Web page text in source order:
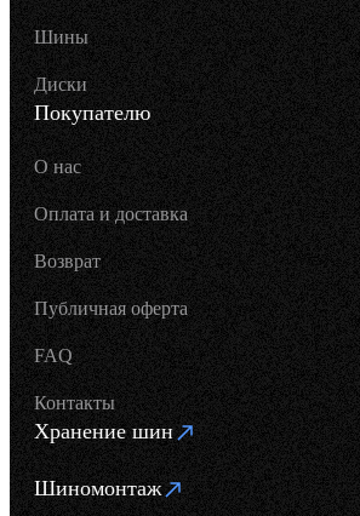
Шины
Диски
Покупателю
О нас
Оплата и доставка
Возврат
Публичная оферта
FAQ
Контакты
Хранение шин
Шиномонтаж